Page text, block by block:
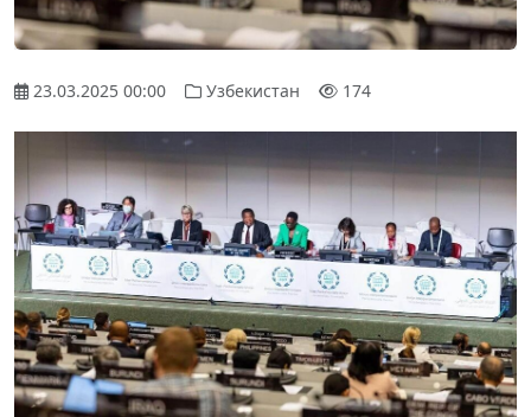
23.03.2025 00:00 Узбекистан 174